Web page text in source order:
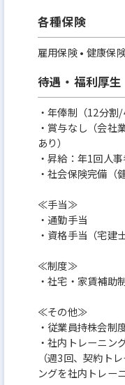
各種保険
雇用保険 • 健康保
待遇・福利厚生
・年俸制（12分割
・賞与なし（会社
あり）
・昇給：年1回人
・社会保険完備（
≪手当≫
・通勤手当
・資格手当（宅建
≪制度≫
・社宅・家賃補助
≪その他≫
・従業員持株会制
・社内トレーニン
（週3回、契約ト
ングを社内トレー